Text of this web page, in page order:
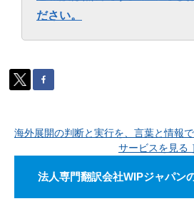
ださい。
海外展開の判断と実行を、言葉と情報
サービスを見る
法人専門翻訳会社WIPジャパン